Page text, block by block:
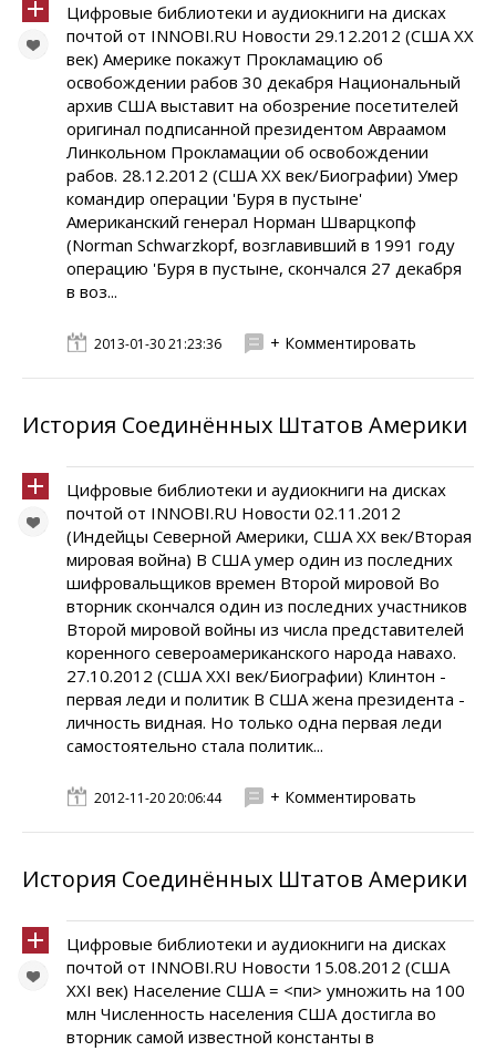
Цифровые библиотеки и аудиокниги на дисках
почтой от INNOBI.RU Новости 29.12.2012 (США XX
век) Америке покажут Прокламацию об
освобождении рабов 30 декабря Национальный
архив США выставит на обозрение посетителей
оригинал подписанной президентом Авраамом
Линкольном Прокламации об освобождении
рабов. 28.12.2012 (США XX век/Биографии) Умер
командир операции 'Буря в пустыне'
Американский генерал Норман Шварцкопф
(Norman Schwarzkopf, возглавивший в 1991 году
операцию 'Буря в пустыне, скончался 27 декабря
в воз...
2013-01-30 21:23:36 + Комментировать
История Соединённых Штатов Америки
Цифровые библиотеки и аудиокниги на дисках
почтой от INNOBI.RU Новости 02.11.2012
(Индейцы Северной Америки, США XX век/Вторая
мировая война) В США умер один из последних
шифровальщиков времен Второй мировой Во
вторник скончался один из последних участников
Второй мировой войны из числа представителей
коренного североамериканского народа навахо.
27.10.2012 (США XXI век/Биографии) Клинтон -
первая леди и политик В США жена президента -
личность видная. Но только одна первая леди
самостоятельно стала политик...
2012-11-20 20:06:44 + Комментировать
История Соединённых Штатов Америки
Цифровые библиотеки и аудиокниги на дисках
почтой от INNOBI.RU Новости 15.08.2012 (США
XXI век) Население США = <пи> умножить на 100
млн Численность населения США достигла во
вторник самой известной константы в